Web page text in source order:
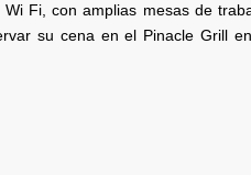
Fi, con amplias mesas de
su cena en el Pinacle Grill